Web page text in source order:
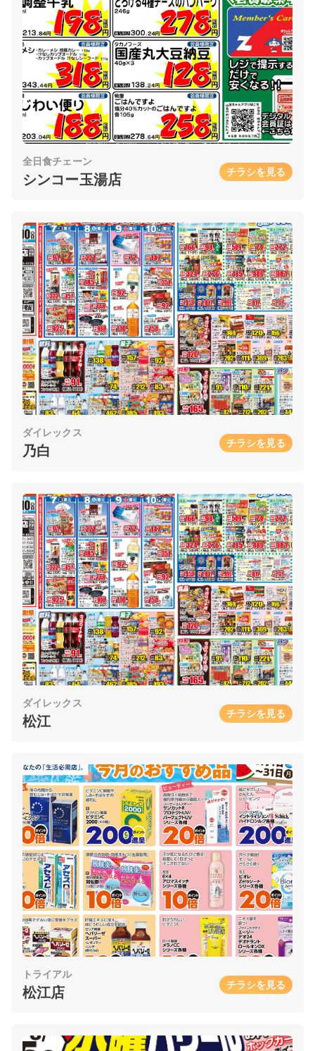
全日食チェーン
シンコー玉湯店 チラシを見る
ダイレックス
乃白 チラシを見る
ダイレックス
松江 チラシを見る
トライアル
松江店 チラシを見る